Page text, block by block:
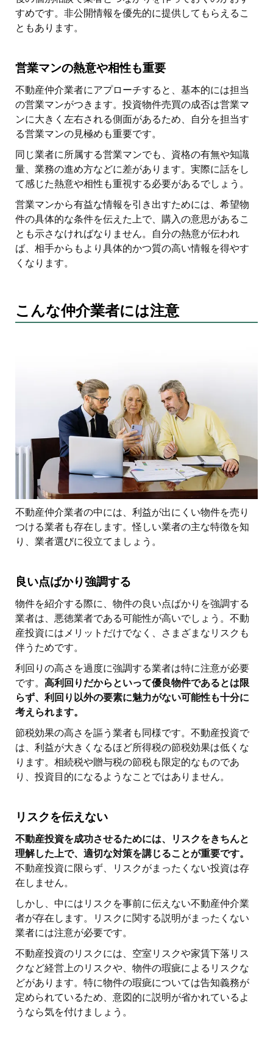
すめです。非公開情報を優先的に提供してもらえるこ
ともあります。
営業マンの熱意や相性も重要
不動産仲介業者にアプローチすると、基本的には担当
の営業マンがつきます。投資物件売買の成否は営業マ
ンに大きく左右される側面があるため、自分を担当す
る営業マンの見極めも重要です。
同じ業者に所属する営業マンでも、資格の有無や知識
量、業務の進め方などに差があります。実際に話をし
て感じた熱意や相性も重視する必要があるでしょう。
営業マンから有益な情報を引き出すためには、希望物
件の具体的な条件を伝えた上で、購入の意思があるこ
とも示さなければなりません。自分の熱意が伝われ
ば、相手からもより具体的かつ質の高い情報を得やす
くなります。
こんな仲介業者には注意
不動産仲介業者の中には、利益が出にくい物件を売り
つける業者も存在します。怪しい業者の主な特徴を知
り、業者選びに役立てましょう。
良い点ばかり強調する
物件を紹介する際に、物件の良い点ばかりを強調する
業者は、悪徳業者である可能性が高いでしょう。不動
産投資にはメリットだけでなく、さまざまなリスクも
伴うためです。
利回りの高さを過度に強調する業者は特に注意が必要
です。 高利回りだからといって優良物件であるとは限
らず、利回り以外の要素に魅力がない可能性も十分に
考えられます。
節税効果の高さを謳う業者も同様です。不動産投資で
は、利益が大きくなるほど所得税の節税効果は低くな
ります。相続税や贈与税の節税も限定的なものであ
り、投資目的になるようなことではありません。
リスクを伝えない
不動産投資を成功させるためには、リスクをきちんと
理解した上で、適切な対策を講じることが重要です。
不動産投資に限らず、リスクがまったくない投資は存
在しません。
しかし、中にはリスクを事前に伝えない不動産仲介業
者が存在します。リスクに関する説明がまったくない
業者には注意が必要です。
不動産投資のリスクには、空室リスクや家賃下落リス
クなど経営上のリスクや、物件の瑕疵によるリスクな
どがあります。特に物件の瑕疵については告知義務が
定められているため、意図的に説明が省かれているよ
うなら気を付けましょう。